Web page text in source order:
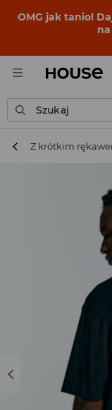
OMG jak tanio!
na
Szukaj
Z krótkim